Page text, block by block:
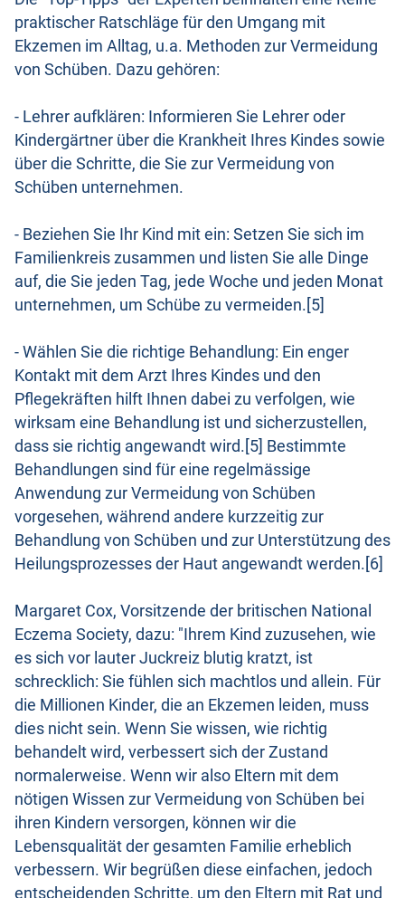
praktischer Ratschläge für den Umgang mit
Ekzemen im Alltag, u.a. Methoden zur Vermeidung
von Schüben. Dazu gehören:
- Lehrer aufklären: Informieren Sie Lehrer oder
Kindergärtner über die Krankheit Ihres Kindes sowie
über die Schritte, die Sie zur Vermeidung von
Schüben unternehmen.
- Beziehen Sie Ihr Kind mit ein: Setzen Sie sich im
Familienkreis zusammen und listen Sie alle Dinge
auf, die Sie jeden Tag, jede Woche und jeden Monat
unternehmen, um Schübe zu vermeiden.[5]
- Wählen Sie die richtige Behandlung: Ein enger
Kontakt mit dem Arzt Ihres Kindes und den
Pflegekräften hilft Ihnen dabei zu verfolgen, wie
wirksam eine Behandlung ist und sicherzustellen,
dass sie richtig angewandt wird.[5] Bestimmte
Behandlungen sind für eine regelmässige
Anwendung zur Vermeidung von Schüben
vorgesehen, während andere kurzzeitig zur
Behandlung von Schüben und zur Unterstützung des
Heilungsprozesses der Haut angewandt werden.[6]
Margaret Cox, Vorsitzende der britischen National
Eczema Society, dazu: "Ihrem Kind zuzusehen, wie
es sich vor lauter Juckreiz blutig kratzt, ist
schrecklich: Sie fühlen sich machtlos und allein. Für
die Millionen Kinder, die an Ekzemen leiden, muss
dies nicht sein. Wenn Sie wissen, wie richtig
behandelt wird, verbessert sich der Zustand
normalerweise. Wenn wir also Eltern mit dem
nötigen Wissen zur Vermeidung von Schüben bei
ihren Kindern versorgen, können wir die
Lebensqualität der gesamten Familie erheblich
verbessern. Wir begrüßen diese einfachen, jedoch
entscheidenden Schritte, um den Eltern mit Rat und